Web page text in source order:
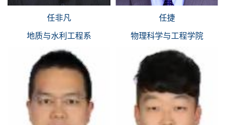
任非凡
地质与水利工程系
任捷
物理科学与工程学院